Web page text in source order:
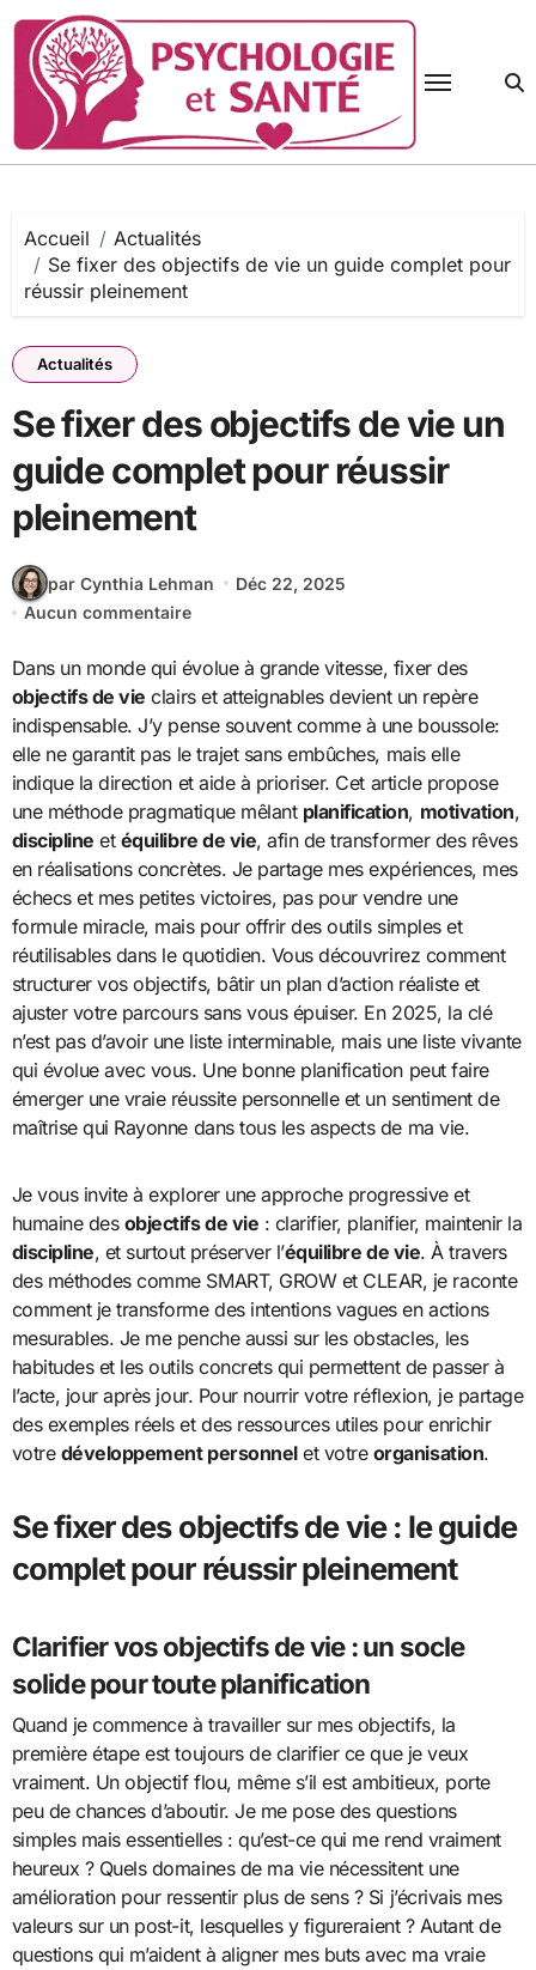
contenu
Accueil
Actualités
Se fixer des objectifs de vie un guide complet pour
réussir pleinement
Actualités
Se fixer des objectifs de vie un
guide complet pour réussir
pleinement
par Cynthia Lehman
Déc 22, 2025
Aucun commentaire
Dans un monde qui évolue à grande vitesse, fixer des
objectifs de vie clairs et atteignables devient un repère
indispensable. J’y pense souvent comme à une boussole:
elle ne garantit pas le trajet sans embûches, mais elle
indique la direction et aide à prioriser. Cet article propose
une méthode pragmatique mêlant planification, motivation,
discipline et équilibre de vie, afin de transformer des rêves
en réalisations concrètes. Je partage mes expériences, mes
échecs et mes petites victoires, pas pour vendre une
formule miracle, mais pour offrir des outils simples et
réutilisables dans le quotidien. Vous découvrirez comment
structurer vos objectifs, bâtir un plan d’action réaliste et
ajuster votre parcours sans vous épuiser. En 2025, la clé
n’est pas d’avoir une liste interminable, mais une liste vivante
qui évolue avec vous. Une bonne planification peut faire
émerger une vraie réussite personnelle et un sentiment de
maîtrise qui Rayonne dans tous les aspects de ma vie.
Je vous invite à explorer une approche progressive et
humaine des objectifs de vie : clarifier, planifier, maintenir la
discipline, et surtout préserver l’équilibre de vie. À travers
des méthodes comme SMART, GROW et CLEAR, je raconte
comment je transforme des intentions vagues en actions
mesurables. Je me penche aussi sur les obstacles, les
habitudes et les outils concrets qui permettent de passer à
l’acte, jour après jour. Pour nourrir votre réflexion, je partage
des exemples réels et des ressources utiles pour enrichir
votre développement personnelet votre organisation.
Se fixer des objectifs de vie : le guide
complet pour réussir pleinement
Clarifier vos objectifs de vie : un socle
solide pour toute planification
Quand je commence à travailler sur mes objectifs, la
première étape est toujours de clarifier ce que je veux
vraiment. Un objectif flou, même s’il est ambitieux, porte
peu de chances d’aboutir. Je me pose des questions
simples mais essentielles : qu’est-ce qui me rend vraiment
heureux ? Quels domaines de ma vie nécessitent une
amélioration pour ressentir plus de sens ? Si j’écrivais mes
valeurs sur un post-it, lesquelles y figureraient ? Autant de
questions qui m’aident à aligner mes buts avec ma vraie